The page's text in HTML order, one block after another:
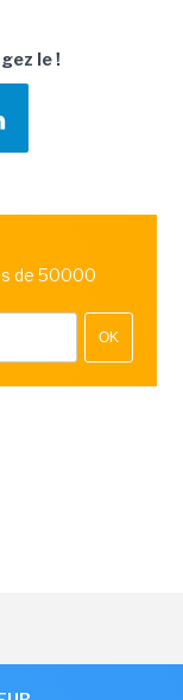
le !
de 50000
OK